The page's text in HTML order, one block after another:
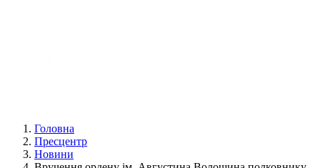
Головна
Пресцентр
Новини